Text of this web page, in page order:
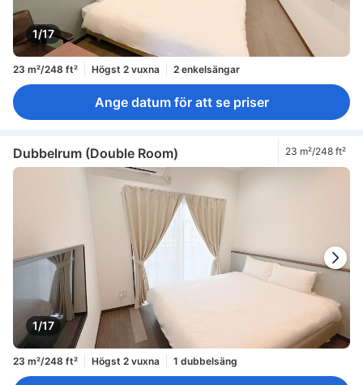
1/17
23 m²/248 ft² Högst 2 vuxna 2 enkelsängar
Ange datum för att se priser
Dubbelrum (Double Room) 23 m²/248 ft²
1/17
23 m²/248 ft² Högst 2 vuxna 1 dubbelsäng